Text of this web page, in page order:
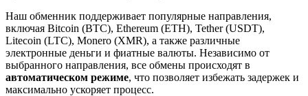
Наш обменник поддерживает популярные направления,
включая Bitcoin (BTC), Ethereum (ETH), Tether (USDT),
Litecoin (LTC), Monero (XMR), а также различные
электронные деньги и фиатные валюты. Независимо от
выбранного направления, все обмены происходят в
автоматическом режиме, что позволяет избежать задержек и
максимально ускоряет процесс.